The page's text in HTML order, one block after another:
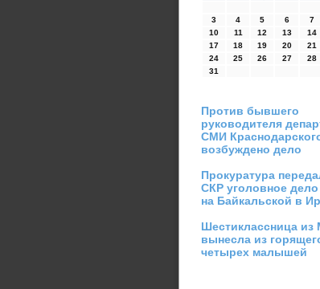
3
4 5 6 7
10
11 12 13 14
17
18 19 20 21
24
25 26 27 28
31
Против бывшего
руководителя
СМИ
возбуждено дело
Прокуратура
СКР уголовное
на Байкальской в
Шестиклассница из
вынесла из
четырех малышей